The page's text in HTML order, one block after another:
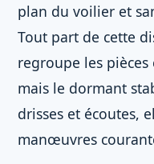
plan du voilier et
Tout part de cette
regroupe les
mais le dormant
drisses et écoutes,
manœuvres